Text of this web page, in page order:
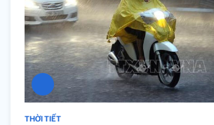
THỜI TIẾT